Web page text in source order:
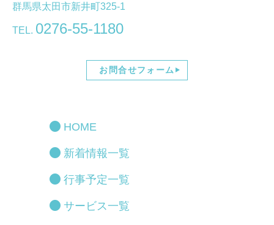
群馬県太田市新井町325-1
TEL. 0276-55-1180
お問合せフォーム
HOME
新着情報一覧
行事予定一覧
サービス一覧